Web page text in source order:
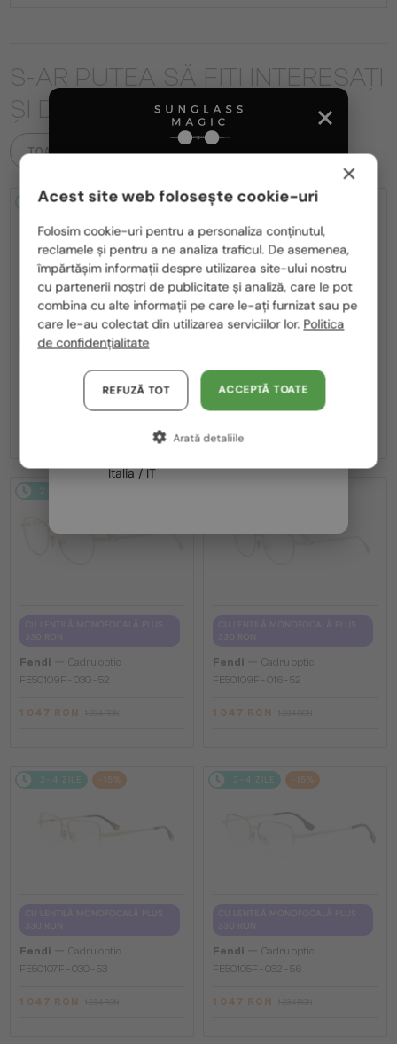
S-AR PUTEA SĂ FIȚI INTERESAȚI
ȘI DE
TOATE PRODUSELE
2-4 ZILE -15%
CU LENTILĂ MONOFOCALĂ PLUS
330 RON
Cadru optic
2-4 ZILE -15%
Fendi—Cadru optic
FE50110F - 030 - 54
2-4 ZILE
Fendi
Cadru optic
FE50109F - 030 - 52
1 047 RON
Fendi
Cadru optic
FE50109F - 016 - 52
1 047 RON
2-4 ZILE -15%
Fendi
Cadru optic
FE50107F - 030 - 53
1 047 RON
2-4 ZILE -15%
Fendi
Cadru optic
FE50105F - 032 - 56
1 047 RON
România / RO
Polska / PL
Magyarország / HU
United Arab Emirates / EN
Austria / AT
Germania / DE
Franța / FR
Italia / IT
×
Acest site web folosește cookie-uri
Folosim cookie-uri pentru a personaliza conținutul,
reclamele și pentru a ne analiza traficul. De asemenea,
împărtășim informații despre utilizarea site-ului nostru
cu partenerii noștri de publicitate și analiză, care le pot
combina cu alte informații pe care le-ați furnizat sau pe
care le-au colectat din utilizarea serviciilor lor. Politica
de confidențialitate
ACCEPTĂ TOATE
REFUZĂ TOT
Arată detaliile